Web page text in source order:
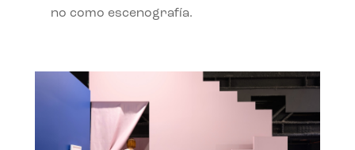
no como escenografía.